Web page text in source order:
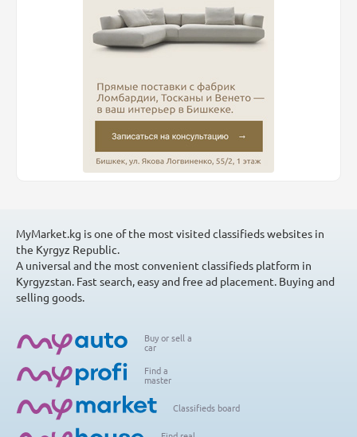
MyMarket.kg is one of the most visited classifieds websites in
the Kyrgyz Republic.
A universal and the most convenient classifieds platform in
Kyrgyzstan. Fast search, easy and free ad placement. Buying and
selling goods.
Buy or sell a
car
Find a
master
Classifieds board